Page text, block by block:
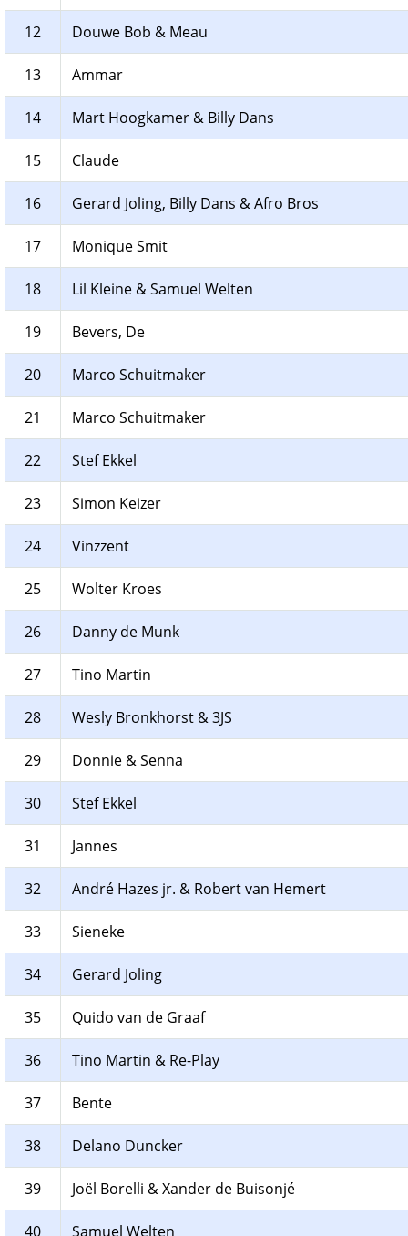
12 Douwe Bob & Meau
13 Ammar
14 Mart Hoogkamer & Billy Dans
15 Claude
16 Gerard Joling, Billy Dans & Afro Bros
17 Monique Smit
18 Lil Kleine & Samuel Welten
19 Bevers, De
20 Marco Schuitmaker
21 Marco Schuitmaker
22 Stef Ekkel
23 Simon Keizer
24 Vinzzent
25 Wolter Kroes
26 Danny de Munk
27 Tino Martin
28 Wesly Bronkhorst & 3JS
29 Donnie & Senna
30 Stef Ekkel
31 Jannes
32 André Hazes jr. & Robert van Hemert
33 Sieneke
34 Gerard Joling
35 Quido van de Graaf
36 Tino Martin & Re-Play
37 Bente
38 Delano Duncker
39 Joël Borelli & Xander de Buisonjé
40 Samuel Welten